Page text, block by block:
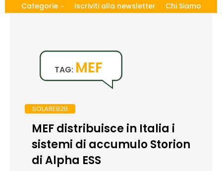
Categorie Iscriviti alla newsletter Chi Siamo
TAG: MEF
SOLAREB2B
MEF distribuisce in Italia i
sistemi di accumulo Storion
di Alpha ESS